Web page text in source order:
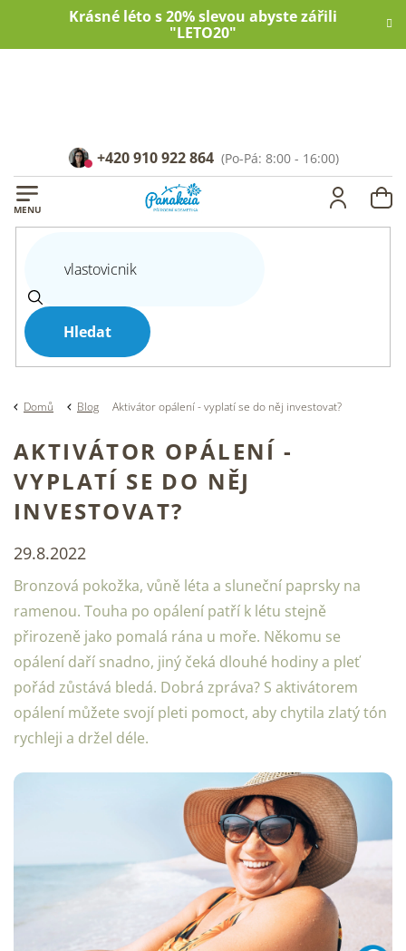
Krásné léto s 20% slevou abyste zářili
"LETO20"
Hledat
+420 910 922 864
Domů Blog Aktivátor opálení - vyplatí se do něj investovat?
AKTIVÁTOR OPÁLENÍ -
VYPLATÍ SE DO NĚJ
INVESTOVAT?
29.8.2022
Bronzová pokožka, vůně léta a sluneční paprsky na
ramenou. Touha po opálení patří k létu stejně
přirozeně jako pomalá rána u moře. Někomu se
opálení daří snadno, jiný čeká dlouhé hodiny a pleť
pořád zůstává bledá. Dobrá zpráva? S aktivátorem
opálení můžete svojí pleti pomoct, aby chytila zlatý tón
rychleji a držel déle.